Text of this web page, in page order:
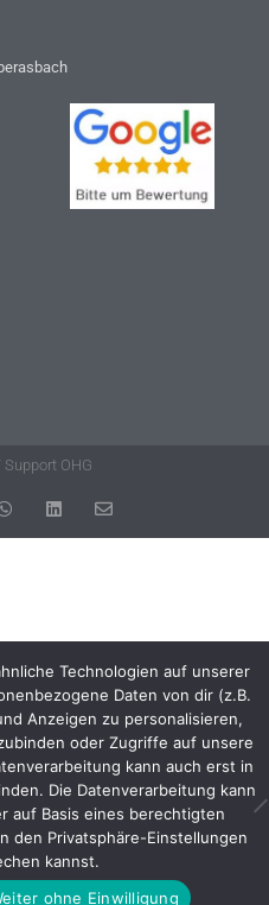
OHG
Technologien auf unserer
Daten von dir (z.B.
Anzeigen zu personalisieren,
oder Zugriffe auf unsere
kann auch erst in
Die Datenverarbeitung kann
auf Basis eines berechtigten
den Privatsphäre-Einstellungen
kannst.
ohne Einwilligung